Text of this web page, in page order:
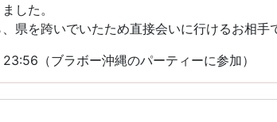
した。
県を跨いでいたため直接会いに行けるお相手
（ブラボー沖縄のパーティーに参加）